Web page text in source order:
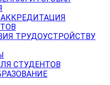
ТРУДОУСТРОЙСТВУ
СТУДЕНТОВ